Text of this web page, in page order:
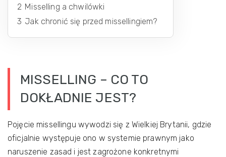
2 Misselling a chwilówki
3 Jak chronić się przed missellingiem?
MISSELLING – CO TO
DOKŁADNIE JEST?
Pojęcie missellingu wywodzi się z Wielkiej Brytanii, gdzie
oficjalnie występuje ono w systemie prawnym jako
naruszenie zasad i jest zagrożone konkretnymi